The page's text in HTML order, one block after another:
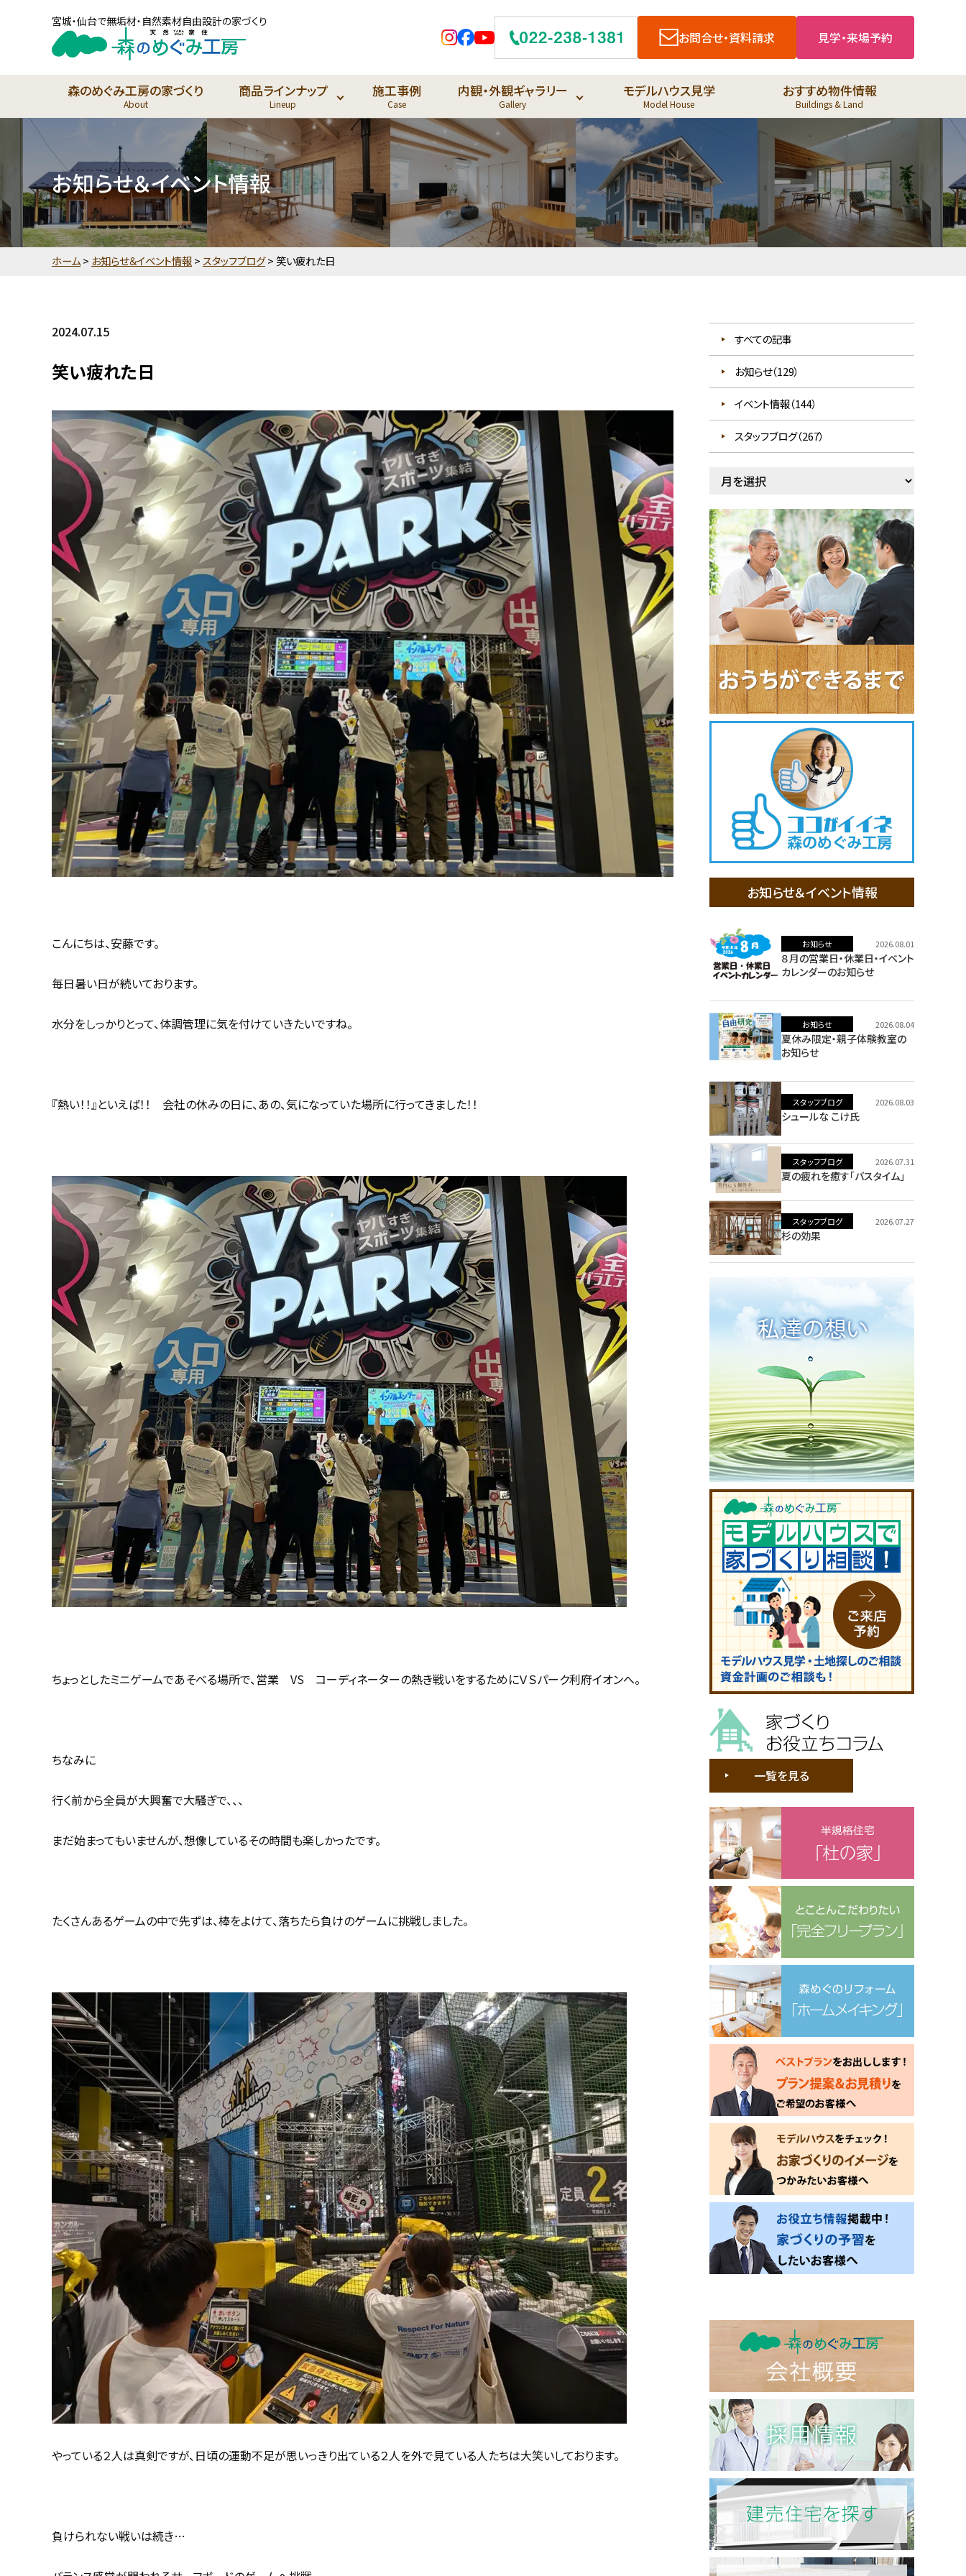
宮城・仙台で無垢材・自然素材自由設計の家づくり
お問合せ・資料請求 見学・来場予約
森のめぐみ工房の家づくり
About
商品ラインナップ
Lineup
施工事例
Case
内観・外観ギャラリー
Gallery
モデルハウス見学
Model House
おすすめ物件情報
Buildings & Land
お知らせ＆イベント情報
ホーム> お知らせ＆イベント情報>スタッフブログ> 笑い疲れた日
2024.07.15
笑い疲れた日
こんにちは、安藤です。
毎日暑い日が続いております。
水分をしっかりとって、体調管理に気を付けていきたいですね。
『熱い！！』といえば！！ 会社の休みの日に、あの、気になっていた場所に行ってきました！！
ちょっとしたミニゲームであそべる場所で、営業 VS コーディネーターの熱き戦いをするためにＶＳパーク利府イオンへ。
ちなみに
行く前から全員が大興奮で大騒ぎで、、、
まだ始まってもいませんが、想像しているその時間も楽しかったです。
たくさんあるゲームの中で先ずは、棒をよけて、落ちたら負けのゲームに挑戦しました。
やっている２人は真剣ですが、日頃の運動不足が思いっきり出ている２人を外で見ている人たちは大笑いしております。
負けられない戦いは続き…
すべての記事
お知らせ（129）
イベント情報（144）
スタッフブログ（267）
お知らせ＆イベント情報
お知らせ 2026.08.01
８月の営業日・休業日・イベント
カレンダーのお知らせ
お知らせ 2026.08.04
夏休み限定・親子体験教室の
お知らせ
スタッフブログ 2026.08.03
シュールな こけ氏
スタッフブログ 2026.07.31
夏の疲れを癒す「バスタイム」
スタッフブログ 2026.07.27
杉の効果
家づくりお役立ちコラム
一覧を見る